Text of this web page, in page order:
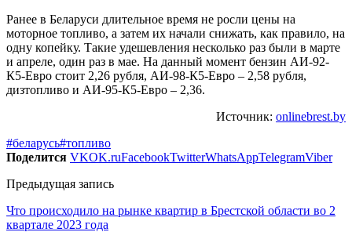
Ранее в Беларуси длительное время не росли цены на
моторное топливо, а затем их начали снижать, как правило, на
одну копейку. Такие удешевления несколько раз были в марте
и апреле, один раз в мае. На данный момент бензин АИ-92-
К5-Евро стоит 2,26 рубля, АИ-98-К5-Евро – 2,58 рубля,
дизтопливо и АИ-95-К5-Евро – 2,36.
Источник: onlinebrest.by
#беларусь#топливо
Поделится VKOK.ruFacebookTwitterWhatsAppTelegramViber
Предыдущая запись
Что происходило на рынке квартир в Брестской области во 2
квартале 2023 года